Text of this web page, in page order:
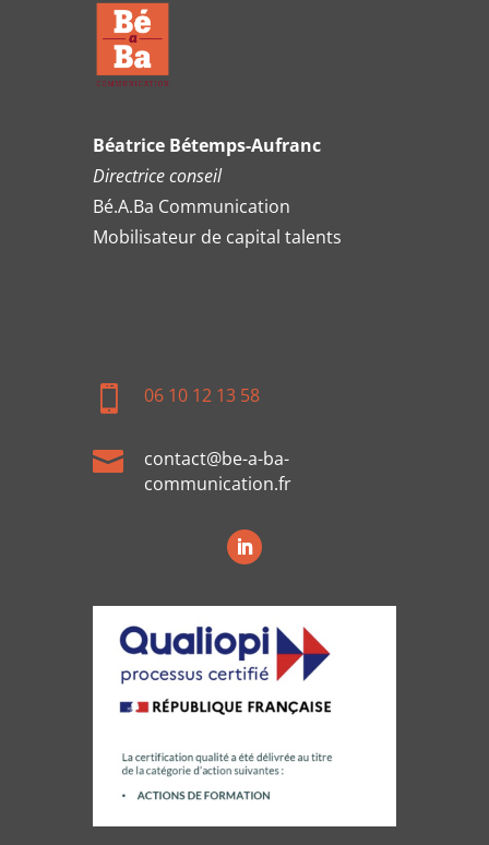
Béatrice Bétemps-Aufranc
Directrice conseil
Bé.A.Ba Communication
Mobilisateur de capital talents
 06 10 12 13 58

contact@be-a-ba-
communication.fr